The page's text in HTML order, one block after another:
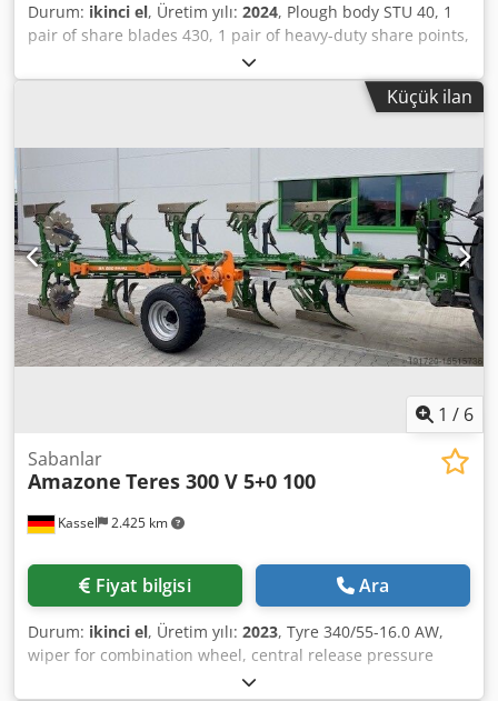
Durum: ikinci el, Üretim yılı: 2024, Plough body STU 40, 1
pair of share blades 430, 1 pair of heavy-duty share points,
1 pair / Skimmer leg for frame height 80 mm for hydraulic
overload protection, Skimmer M2, 1 / pair of coulter
holders, disc coulter D 500 serrated, wear protectors, 1
Küçük ilan
1 / 6
Kassel 2.425 km
Sabanlar
Amazone Teres 300 V 5+0 100
Fiyat bilgisi Ara
Durum: ikinci el, Üretim yılı: 2023, Tyre 340/55-16.0 AW,
wiper for combination wheel, central release pressure
adjustment / plough body STU 40, share blade 430, heavy-